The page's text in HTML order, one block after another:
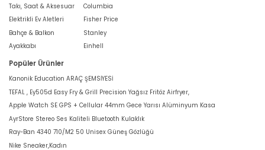
Takı, Saat & Aksesuar
Elektrikli Ev Aletleri
Bahçe & Balkon
Ayakkabı
Columbia
Fisher Price
Stanley
Einhell
Popüler Ürünler
Kanonik Education ARAÇ ŞEMSİYESİ
TEFAL , Ey505d Easy Fry & Grill Precision Yağsız Fritöz Airfryer,
Apple Watch SE GPS + Cellular 44mm Gece Yarısı Alüminyum Kasa
AyrStore Stereo Ses Kaliteli Bluetooth Kulaklık
Ray-Ban 4340 710/M2 50 Unisex Güneş Gözlüğü
Nike Sneaker,Kadın